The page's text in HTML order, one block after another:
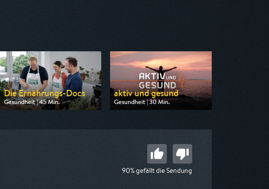
Die Ernährungs-Docs
Gesundheit | 45 Min.
Ausgestrahlt von SR Fernsehen
aktiv und gesund
Gesundheit | 30 Min.
Ausgestrahlt von SWR
90% gefällt die Sendung